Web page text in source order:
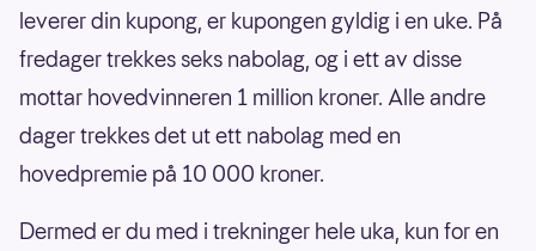
leverer din kupong, er kupongen gyldig i en uke. På
fredager trekkes seks nabolag, og i ett av disse
mottar hovedvinneren 1 million kroner. Alle andre
dager trekkes det ut ett nabolag med en
hovedpremie på 10 000 kroner.
Dermed er du med i trekninger hele uka, kun for en